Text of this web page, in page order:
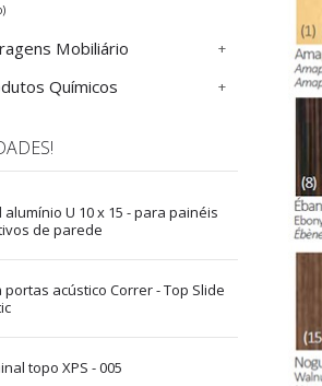
Mobiliário
Químicos
alumínio U 10 x 15 - para painéis
de parede
portas acústico Correr - Top Slide
topo XPS - 005